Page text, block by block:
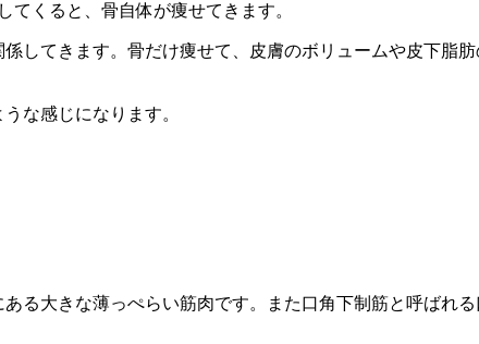
くると、骨自体が痩せてきます。
してきます。骨だけ痩せて、皮膚のボリュームや皮下脂
な感じになります。
る大きな薄っぺらい筋肉です。また口角下制筋と呼ばれ